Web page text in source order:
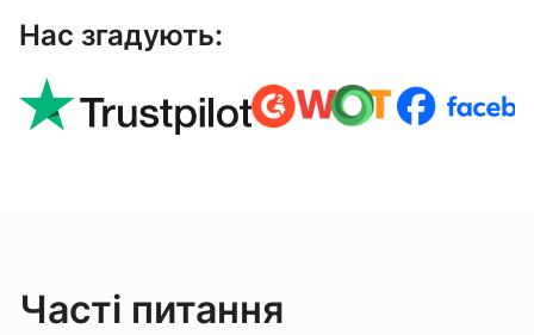
Нас згадують:
Часті питання